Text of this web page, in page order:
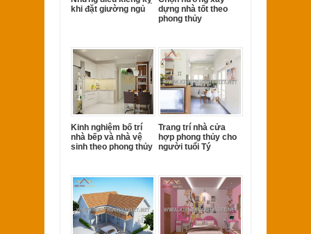
khi đặt giường ngủ
dựng nhà tốt theo
phong thủy
Kinh nghiệm bố trí
nhà bếp và nhà vệ
sinh theo phong thủy
Trang trí nhà cửa
hợp phong thủy cho
người tuổi Tý